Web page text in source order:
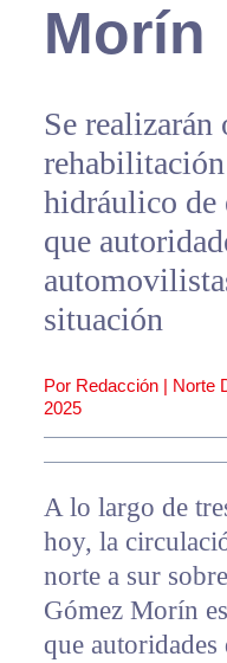
Morín
Se realizarán
hidráulico de
que
situación
Por Redacción | Norte
2025
A lo largo de
hoy, la
norte a sur
Gómez Morín
que